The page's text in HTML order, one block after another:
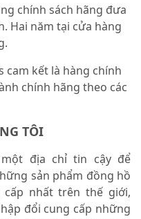
chính sách hãng đưa
Hai năm tại cửa hàng
cam kết là hàng chính
chính hãng theo các
TÔI
địa chỉ tin cậy để
sản phẩm đồng hồ
nhất trên thế giới,
đổi cung cấp những